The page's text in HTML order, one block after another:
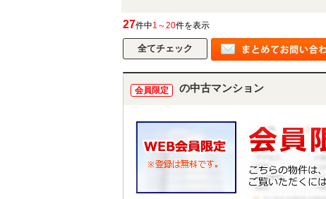
27件中1～20件を表示
会員限定 の中古マンション